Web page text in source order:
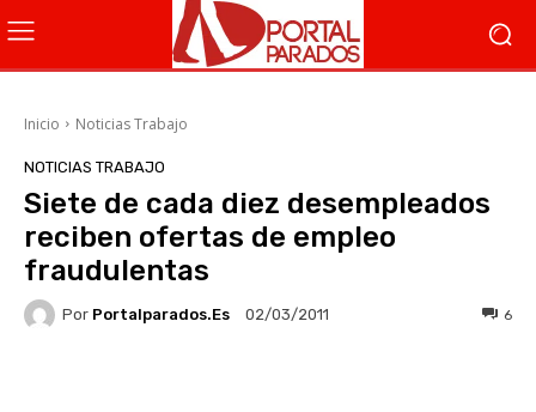
Inicio Noticias Trabajo
NOTICIAS TRABAJO
Siete de cada diez desempleados
reciben ofertas de empleo
fraudulentas
Por Portalparados.es 02/03/2011 6